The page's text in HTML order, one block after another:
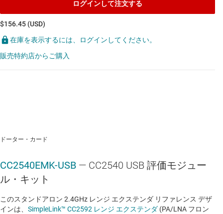
ログインして注文する
$156.45 (USD)
在庫を表示するには、ログインしてください。
販売特約店からご購入
ドーター・カード
CC2540EMK-USB — CC2540 USB 評価モジュー
ル・キット
このスタンドアロン 2.4GHz レンジ エクステンダ リファレンス デザ
インは、 SimpleLink™ CC2592 レンジ エクステンダ (PA/LNA フロン